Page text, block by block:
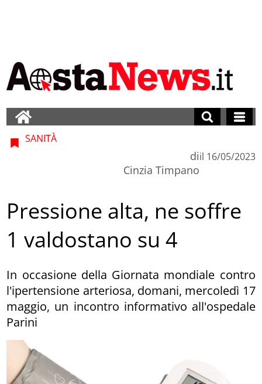
SANITÀ
di
Cinzia Timpano
il 16/05/2023
Pressione alta, ne soffre
1 valdostano su 4
In occasione della Giornata mondiale contro
l'ipertensione arteriosa, domani, mercoledì 17
maggio, un incontro informativo all'ospedale
Parini